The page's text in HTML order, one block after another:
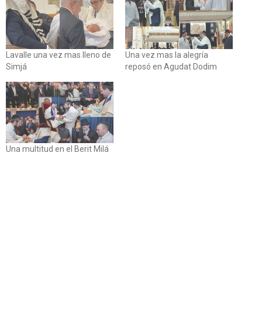
Lavalle una vez mas lleno de
Simjá
Una vez mas la alegría
reposó en Agudat Dodim
Una multitud en el Berit Milá